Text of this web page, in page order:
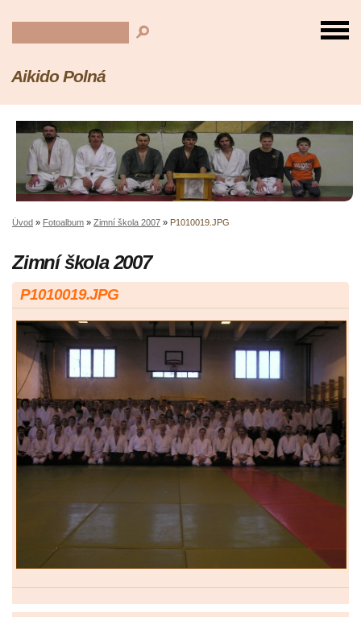
Aikido Polná
Úvod » Fotoalbum » Zimní škola 2007 » P1010019.JPG
Zimní škola 2007
P1010019.JPG